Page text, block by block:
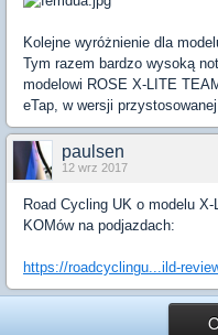
Kolejne wyróżnienie dla
Tym razem bardzo wysoką
modelowi ROSE X-LITE
eTap, w wersji
paulsen
12 wrz 2017
Road Cycling UK o modelu
KOMów na podjazdach:
https://roadcyclingu...ild-